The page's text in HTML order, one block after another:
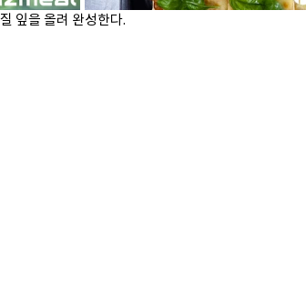
잎을 올려 완성한다.